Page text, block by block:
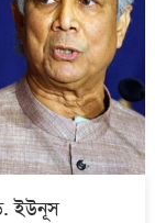
ইউনূস